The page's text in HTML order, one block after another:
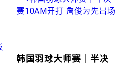
韩国羽球大师赛｜半决